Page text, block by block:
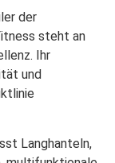
der
steht an
Ihr
und
Langhanteln,